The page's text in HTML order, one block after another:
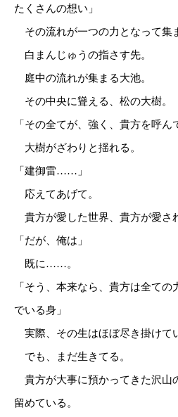
たくさんの想い」
その流れが一つの力となって集
白まんじゅうの指さす先。
庭中の流れが集まる大池。
その中央に聳える、松の大樹。
「その全てが、強く、貴方を呼ん
大樹がざわりと揺れる。
「建御雷……」
応えてあげて。
貴方が愛した世界、貴方が愛さ
「だが、俺は」
既に……。
「そう、本来なら、貴方は全て
でいる身」
実際、その生はほぼ尽き掛けて
でも、まだ生きてる。
貴方が大事に預かってきた沢山
留めている。